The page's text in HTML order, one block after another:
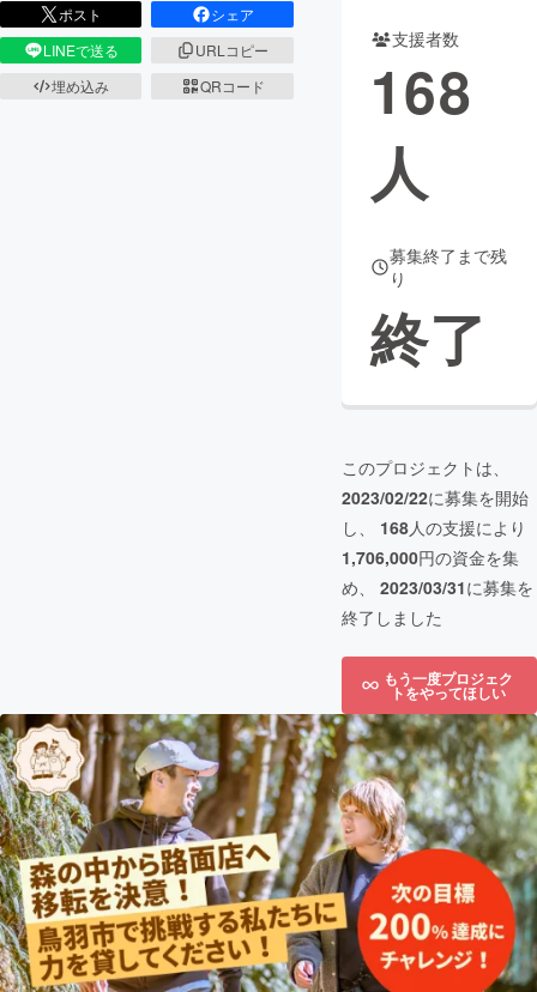
ポスト
シェア
LINEで送る
URLコピー
埋め込み
QRコード
支援者数
168
人
募集終了まで残
り
終了
このプロジェクトは、
2023/02/22に募集を開始
し、 168人の支援により
1,706,000円の資金を集
め、 2023/03/31に募集を
終了しました
もう一度プロジェク
トをやってほしい